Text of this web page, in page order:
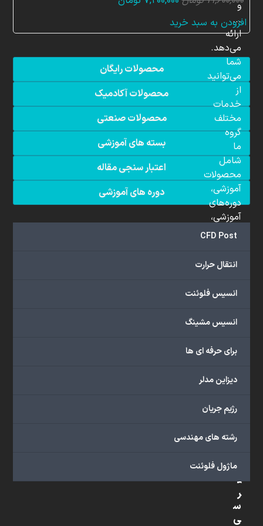
افزودن به سبد خرید
محصولات رایگان
محصولات آکادمیک
محصولات صنعتی
بسته های آموزشی
اعتبار سنجی مقاله
دوره های آموزشی
CFD Post
انتقال حرارت
انسیس فلوئنت
انسیس مشینگ
برای حرفه ای ها
دیزاین مدلر
رژیم جریان
رشته های مهندسی
ماژول فلوئنت
و
...
ارائه
می‌دهد.
شما
می‌توانید
از
خدمات
مختلف
گروه
ما
شامل
محصولات
آموزشی،
دوره‌های
آموزشی،
مشاوره
پروژه‌های
سازی
پشتیبانی
آنلاین
طور
کامل
بهره
س
ت
ر
س
ی